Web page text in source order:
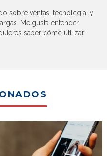
sobre ventas, tecnología, y
Me gusta entender
saber cómo utilizar